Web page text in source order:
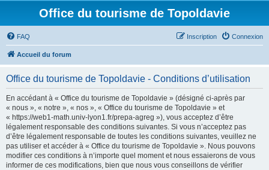
Office du tourisme de Topoldavie
FAQ Connexion
Inscription
Accueil du forum
Office du tourisme de Topoldavie - Conditions d’utilisation
En accédant à « Office du tourisme de Topoldavie » (désigné ci-après par
« nous », « notre », « nos », « Office du tourisme de Topoldavie » et
« https://web1-math.univ-lyon1.fr/prepa-agreg »), vous acceptez d’être
légalement responsable des conditions suivantes. Si vous n’acceptez pas
d’être légalement responsable de toutes les conditions suivantes, veuillez ne
pas utiliser et accéder à « Office du tourisme de Topoldavie ». Nous pouvons
modifier ces conditions à n’importe quel moment et nous essaierons de vous
informer de ces modifications, bien que nous vous conseillons de vérifier